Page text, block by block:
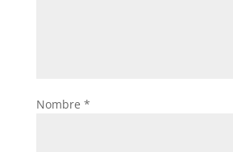
Nombre *